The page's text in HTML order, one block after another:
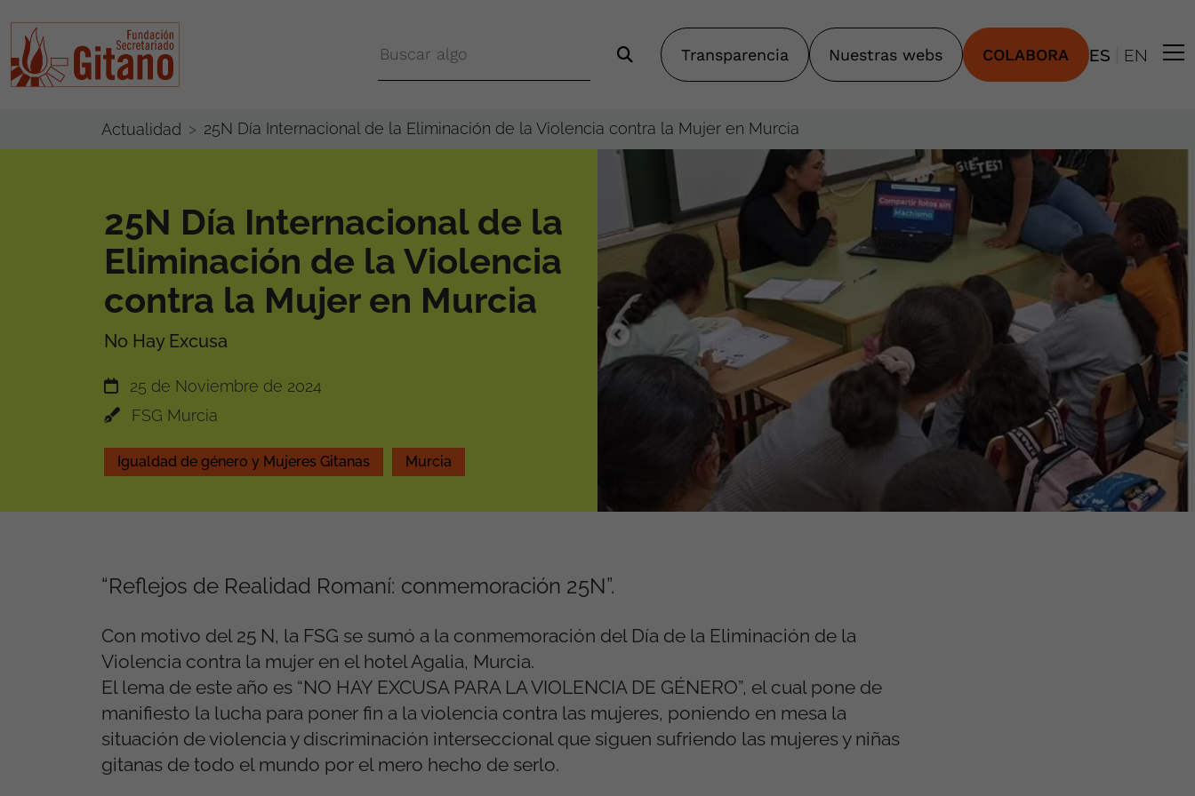
Transparencia Nuestras webs COLABORA ES EN
Actualidad 25N Día Internacional de la Eliminación de la Violencia contra la Mujer en Murcia
25N Día Internacional de la
Eliminación de la Violencia
contra la Mujer en Murcia
No Hay Excusa
25 de Noviembre de 2024
FSG Murcia
Igualdad de género y Mujeres Gitanas Murcia
“Reflejos de Realidad Romaní: conmemoración 25N”.
Con motivo del 25 N, la FSG se sumó a la conmemoración del Día de la Eliminación de la
Violencia contra la mujer en el hotel Agalia, Murcia.
El lema de este año es “NO HAY EXCUSA PARA LA VIOLENCIA DE GÉNERO”, el cual pone de
manifiesto la lucha para poner fin a la violencia contra las mujeres, poniendo en mesa la
situación de violencia y discriminación interseccional que siguen sufriendo las mujeres y niñas
gitanas de todo el mundo por el mero hecho de serlo.